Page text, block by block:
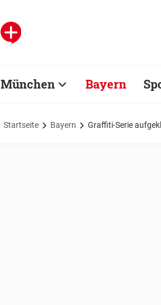
München Bayern
Startseite Bayern Graffiti-Serie